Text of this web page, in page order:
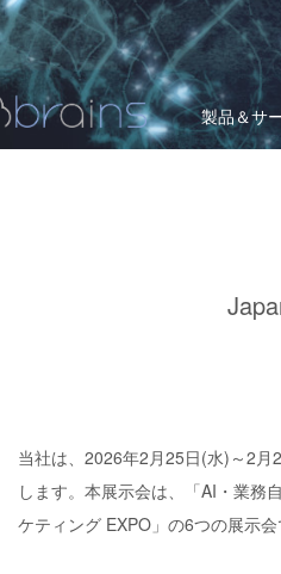
製品＆サ
当社は、2026年2月25日(水)～2
します。本展示会は、「AI・業務
ケティング EXPO」の6つの展示